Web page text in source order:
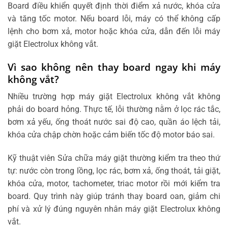
Board điều khiển quyết định thời điểm xả nước, khóa cửa
và tăng tốc motor. Nếu board lỗi, máy có thể không cấp
lệnh cho bơm xả, motor hoặc khóa cửa, dẫn đến lỗi máy
giặt Electrolux không vắt.
Vì sao không nên thay board ngay khi máy
không vắt?
Nhiều trường hợp máy giặt Electrolux không vắt không
phải do board hỏng. Thực tế, lỗi thường nằm ở lọc rác tắc,
bơm xả yếu, ống thoát nước sai độ cao, quần áo lệch tải,
khóa cửa chập chờn hoặc cảm biến tốc độ motor báo sai.
Kỹ thuật viên Sửa chữa máy giặt thường kiểm tra theo thứ
tự: nước còn trong lồng, lọc rác, bơm xả, ống thoát, tải giặt,
khóa cửa, motor, tachometer, triac motor rồi mới kiểm tra
board. Quy trình này giúp tránh thay board oan, giảm chi
phí và xử lý đúng nguyên nhân máy giặt Electrolux không
vắt.